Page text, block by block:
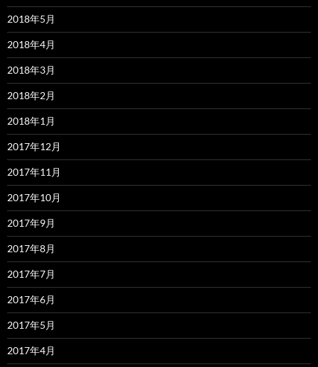
2018年5月
2018年4月
2018年3月
2018年2月
2018年1月
2017年12月
2017年11月
2017年10月
2017年9月
2017年8月
2017年7月
2017年6月
2017年5月
2017年4月